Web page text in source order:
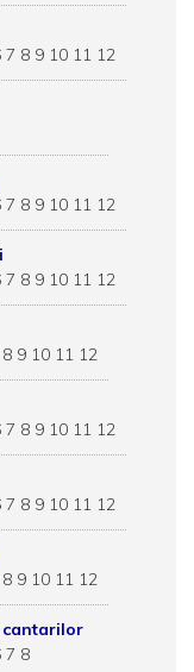
7 8 9 10 11 12
7 8 9 10 11 12
7 8 9 10 11 12
8 9 10 11 12
7 8 9 10 11 12
7 8 9 10 11 12
8 9 10 11 12
7 8